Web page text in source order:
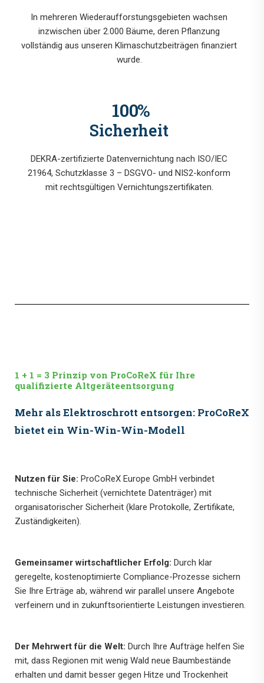
In mehreren Wiederaufforstungsgebieten wachsen
inzwischen über 2.000 Bäume, deren Pflanzung
vollständig aus unseren Klimaschutzbeiträgen finanziert
wurde.
100%
Sicherheit
DEKRA-zertifizierte Datenvernichtung nach ISO/IEC
21964, Schutzklasse 3 – DSGVO- und NIS2-konform
mit rechtsgültigen Vernichtungszertifikaten.
1 + 1 = 3 Prinzip von ProCoReX für Ihre
qualifizierte Altgeräteentsorgung
Mehr als Elektroschrott entsorgen: ProCoReX
bietet ein Win-Win-Win-Modell
Nutzen für Sie: ProCoReX Europe GmbH verbindet
technische Sicherheit (vernichtete Datenträger) mit
organisatorischer Sicherheit (klare Protokolle, Zertifikate,
Zuständigkeiten).
Gemeinsamer wirtschaftlicher Erfolg: Durch klar
geregelte, kostenoptimierte Compliance-Prozesse sichern
Sie Ihre Erträge ab, während wir parallel unsere Angebote
verfeinern und in zukunftsorientierte Leistungen investieren.
Der Mehrwert für die Welt: Durch Ihre Aufträge helfen Sie
mit, dass Regionen mit wenig Wald neue Baumbestände
erhalten und damit besser gegen Hitze und Trockenheit